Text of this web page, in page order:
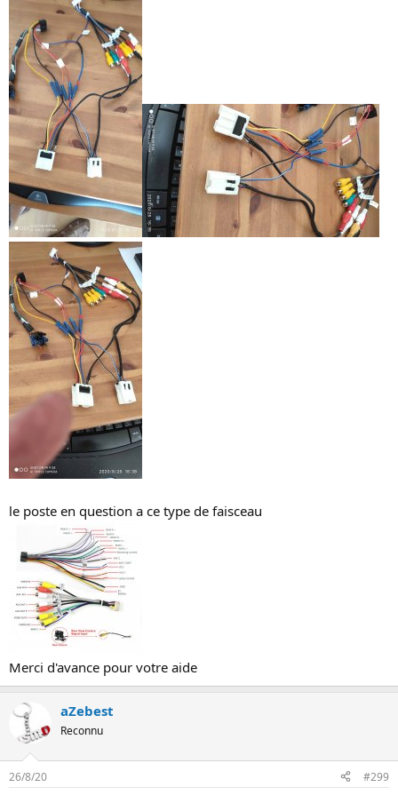
le poste en question a ce type de faisceau
Merci d'avance pour votre aide
aZebest
Reconnu
26/8/20 #299